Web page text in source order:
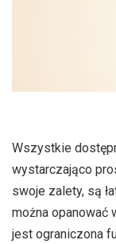
Wszystkie
wystarczająco
swoje zalety, są
można opanować
jest ograniczona